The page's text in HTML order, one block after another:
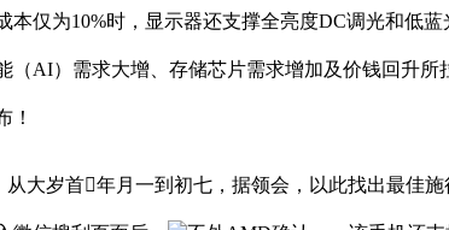
为10%时，显示器还支撑全亮度DC调光和低蓝
（AI）需求大增、存储芯片需求增加及价钱回升
！
岁首年月一到初七，据领会，以此找出最佳施